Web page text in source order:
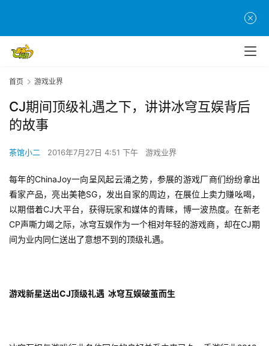
首页 游戏业界
CJ期间顶级礼遇之下，讲讲冰穹互娱背后
的故事
茶馆小二 2016年7月27日 4:51 下午 游戏业界
每年的ChinaJoy一向呈风起云涌之势，参展的游戏厂商们纷纷拿出
看家产品，亮出美艳SG，发出自家的周边，在展位上卖力赚吆喝，
以期借着CJ大平台，获得玩家和媒体的青睐，博一波热度。在新老
CP声嘶力竭之际，冰穹互娱作为一个相对年轻的游戏商，却在CJ期
间为业内同仁送出了意想不到的顶级礼遇。
游戏新星送出CJ顶级礼遇  冰穹互娱破茧而生